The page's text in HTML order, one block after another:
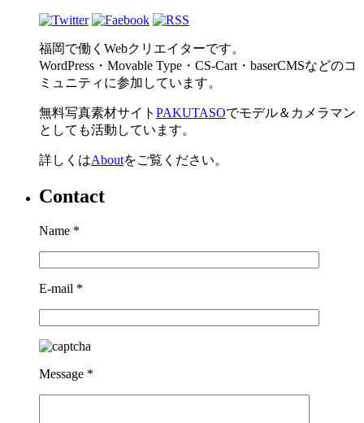
福岡で働くWebクリエイターです。
WordPress・Movable Type・CS-Cart・baserCMSなどのコ
ミュニティに参加しています。
無料写真素材サイト PAKUTASOでモデル＆カメラマン
としても活動しています。
詳しくはAboutをご覧ください。
Contact
Name *
E-mail *
Message *